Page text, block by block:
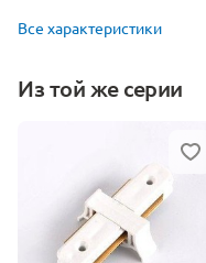
Все характеристики
Из той же серии